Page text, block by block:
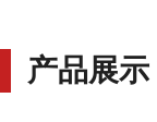
产品展示